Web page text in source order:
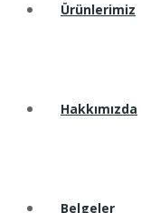
Ürünlerimiz
Hakkımızda
Belgeler